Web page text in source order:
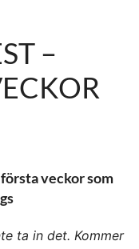
–
veckor som
ta in det. Kommer